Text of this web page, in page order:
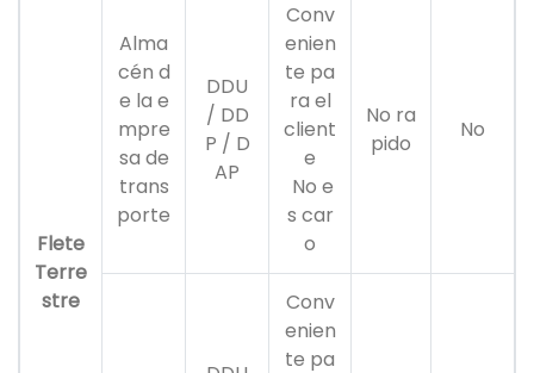
Flete
Terre
stre
Alma
cén d
e la e
mpre
sa de
trans
porte
DDU
/ DD
P / D
AP
Conv
enien
te pa
ra el
client
e
No e
s car
o
No ra
pido
No
Conv
enien
te pa